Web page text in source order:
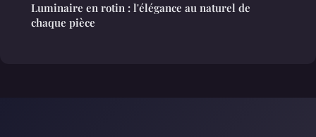
Luminaire en rotin : l'élégance au naturel de
chaque pièce